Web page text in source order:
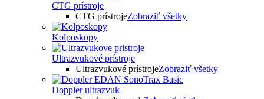
CTG prístroje
CTG prístrojeZobraziť všetky
Kolposkopy
Ultrazvukové prístroje
Ultrazvukové prístrojeZobraziť všetky
Doppler ultrazvuk